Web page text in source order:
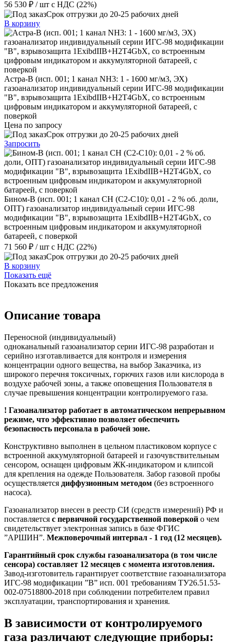
56 530 ₽ / шт с НДС (22%)
Срок отгрузки до 20-25 рабочих дней
В корзину
Астра-В (исп. 001; 1 канал NН3: 1 - 1600 мг/м3, ЭХ)
газоанализатор индивидуальный серии ИГС-98 модификации
"В", взрывозащита 1ExibdIIB+H2T4GbX, со встроенным
цифровым индикатором и аккумуляторной батареей, с
поверкой
Цена по запросу
Срок отгрузки до 20-25 рабочих дней
Запросить
Бином-В (исп. 001; 1 канал CH (C2-C10): 0,01 - 2 % об. доли,
ОПТ) газоанализатор индивидуальный серии ИГС-98
модификации "В", взрывозащита 1ExibdIIB+H2T4GbX, со
встроенным цифровым индикатором и аккумуляторной
батареей, с поверкой
71 560 ₽ / шт с НДС (22%)
Срок отгрузки до 20-25 рабочих дней
В корзину
Показать ещё
Показать все предложения
Описание товара
Переносной (индивидуальный)
одноканальный газоанализатор серии ИГС-98 разработан и
серийно изготавливается для контроля и измерения
концентрации одного вещества, на выбор Заказчика, из
широкого перечня токсичных, горючих газов или кислорода в
воздухе рабочей зоны, а также оповещения Пользователя в
случае превышения концентрации контролируемого газа.
! Газоанализатор работает в автоматическом непрерывном
режиме, что эффективно позволяет обеспечить
безопасность персонала в рабочей зоне.
Конструктивно выполнен в цельном пластиковом корпусе с
встроенной аккумуляторной батареей и газочувствительным
сенсором, оснащен цифровым ЖК-индикатором и клипсой
для крепления на одежде Пользователя. Забор газовой пробы
осуществляется диффузионным методом (без встроенного
насоса).
Газоанализатор внесен в реестр СИ (средств измерений) РФ и
поставляется с первичной государственной поверкой о чем
свидетельствует электронная запись в базе ФГИС
”АРШИН”. Межповерочный интервал - 1 год (12 месяцев).
Гарантийный срок службы газоанализатора (в том числе
сенсора) составляет 12 месяцев с момента изготовления.
Завод-изготовитель гарантирует соответствие газоанализатора
ИГС-98 модификации ”В” исп. 001 требованиям ТУ26.51.53-
002-07518800-2018 при соблюдении потребителем правил
эксплуатации, транспортирования и хранения.
В зависимости от контролируемого
газа различают следующие приборы: